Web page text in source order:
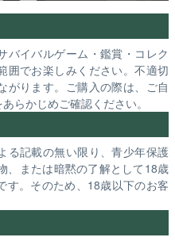
バイバルゲーム・鑑賞・コレク
囲でお楽しみください。不適切
がります。ご購入の際は、ご自
らかじめご確認ください。
る記載の無い限り、青少年保護
、または暗黙の了解として18歳
す。そのため、18歳以下のお客